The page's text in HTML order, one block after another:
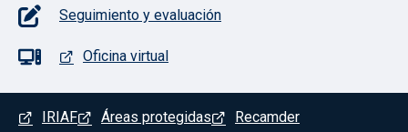
Seguimiento y evaluación
Oficina virtual
Menú del pie
IRIAF Áreas protegidas
Recamder